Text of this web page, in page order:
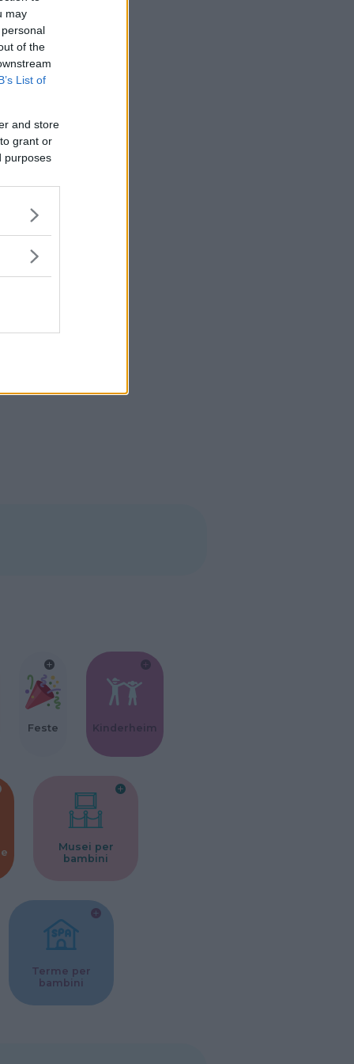
may
of the
List of
and store
grant or
purposes
Feste Kinderheim
Musei per
bambini
Terme per
bambini